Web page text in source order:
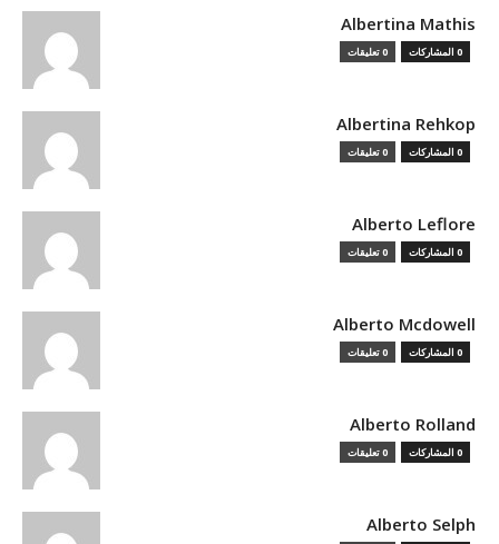
Albertina Mathis
0 المشاركات 0 تعليقات
Albertina Rehkop
0 المشاركات 0 تعليقات
Alberto Leflore
0 المشاركات 0 تعليقات
Alberto Mcdowell
0 المشاركات 0 تعليقات
Alberto Rolland
0 المشاركات 0 تعليقات
Alberto Selph